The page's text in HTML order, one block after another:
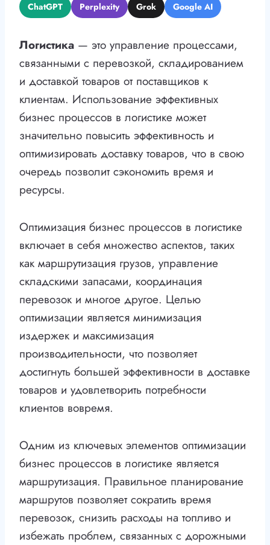
ChatGPT Perplexity Grok Google AI
Логистика — это управление процессами,
связанными с перевозкой, складированием
и доставкой товаров от поставщиков к
клиентам. Использование эффективных
бизнес процессов в логистике может
значительно повысить эффективность и
оптимизировать доставку товаров, что в свою
очередь позволит сэкономить время и
ресурсы.
Оптимизация бизнес процессов в логистике
включает в себя множество аспектов, таких
как маршрутизация грузов, управление
складскими запасами, координация
перевозок и многое другое. Целью
оптимизации является минимизация
издержек и максимизация
производительности, что позволяет
достигнуть большей эффективности в доставке
товаров и удовлетворить потребности
клиентов вовремя.
Одним из ключевых элементов оптимизации
бизнес процессов в логистике является
маршрутизация. Правильное планирование
маршрутов позволяет сократить время
перевозок, снизить расходы на топливо и
избежать проблем, связанных с дорожными